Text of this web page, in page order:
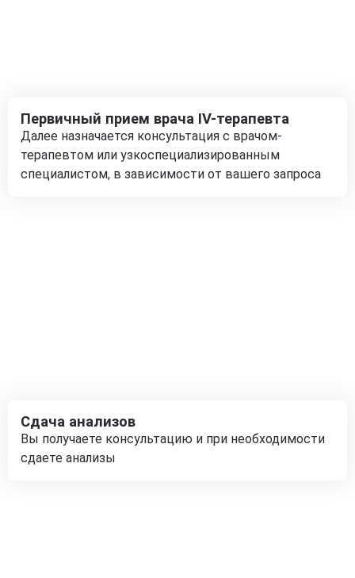
Первичный прием врача IV-терапевта
Далее назначается консультация с врачом-
терапевтом или узкоспециализированным
специалистом, в зависимости от вашего запроса
Сдача анализов
Вы получаете консультацию и при необходимости
сдаете анализы